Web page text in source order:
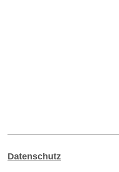
Datenschutz